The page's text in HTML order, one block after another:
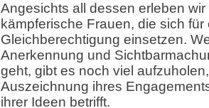
Angesichts all dessen erleben
kämpferische Frauen, die sich für
Gleichberechtigung einsetzen.
Anerkennung und
geht, gibt es noch viel
Auszeichnung ihres
ihrer Ideen betrifft.